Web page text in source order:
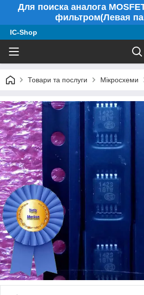
Для поиска аналога
фильтром(Левая
IC-Shop
Товари та послуги Мікросхеми